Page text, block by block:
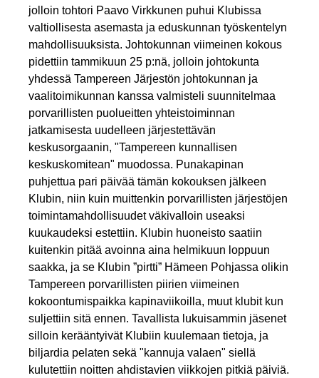
jolloin tohtori Paavo Virkkunen puhui Klubissa
valtiollisesta asemasta ja eduskunnan työskentelyn
mahdollisuuksista. Johtokunnan viimeinen kokous
pidettiin tammikuun 25 p:nä, jolloin johtokunta
yhdessä Tampereen Järjestön johtokunnan ja
vaalitoimikunnan kanssa valmisteli suunnitelmaa
porvarillisten puolueitten yhteistoiminnan
jatkamisesta uudelleen järjestettävän
keskusorgaanin, "Tampereen kunnallisen
keskuskomitean" muodossa. Punakapinan
puhjettua pari päivää tämän kokouksen jälkeen
Klubin, niin kuin muittenkin porvarillisten järjestöjen
toimintamahdollisuudet väkivalloin useaksi
kuukaudeksi estettiin. Klubin huoneisto saatiin
kuitenkin pitää avoinna aina helmikuun loppuun
saakka, ja se Klubin ”pirtti” Hämeen Pohjassa olikin
Tampereen porvarillisten piirien viimeinen
kokoontumispaikka kapinaviikoilla, muut klubit kun
suljettiin sitä ennen. Tavallista lukuisammin jäsenet
silloin kerääntyivät Klubiin kuulemaan tietoja, ja
biljardia pelaten sekä "kannuja valaen" siellä
kulutettiin noitten ahdistavien viikkojen pitkiä päiviä.